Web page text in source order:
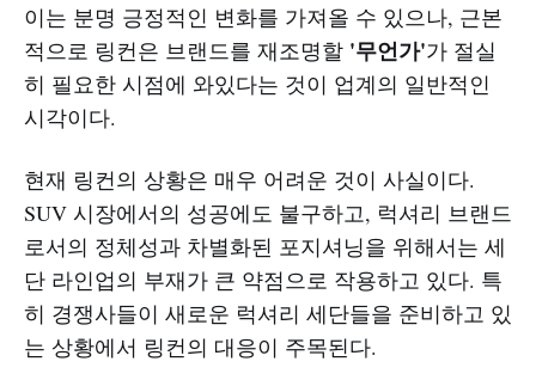
이는 분명 긍정적인 변화를 가져올 수 있으나, 근본
적으로 링컨은 브랜드를 재조명할 '무언가'가 절실
히 필요한 시점에 와있다는 것이 업계의 일반적인
시각이다.
현재 링컨의 상황은 매우 어려운 것이 사실이다.
SUV 시장에서의 성공에도 불구하고, 럭셔리 브랜드
로서의 정체성과 차별화된 포지셔닝을 위해서는 세
단 라인업의 부재가 큰 약점으로 작용하고 있다. 특
히 경쟁사들이 새로운 럭셔리 세단들을 준비하고 있
는 상황에서 링컨의 대응이 주목된다.